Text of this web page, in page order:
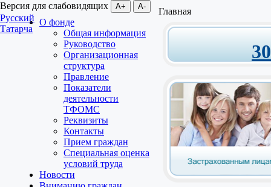
Версия для слабовидящих
A+ A-
Русский
Татарча
О фонде
Общая информация
Руководство
Организационная
структура
Правление
Показатели
деятельности
ТФОМС
Реквизиты
Контакты
Прием граждан
Специальная оценка
условий труда
Новости
Главная